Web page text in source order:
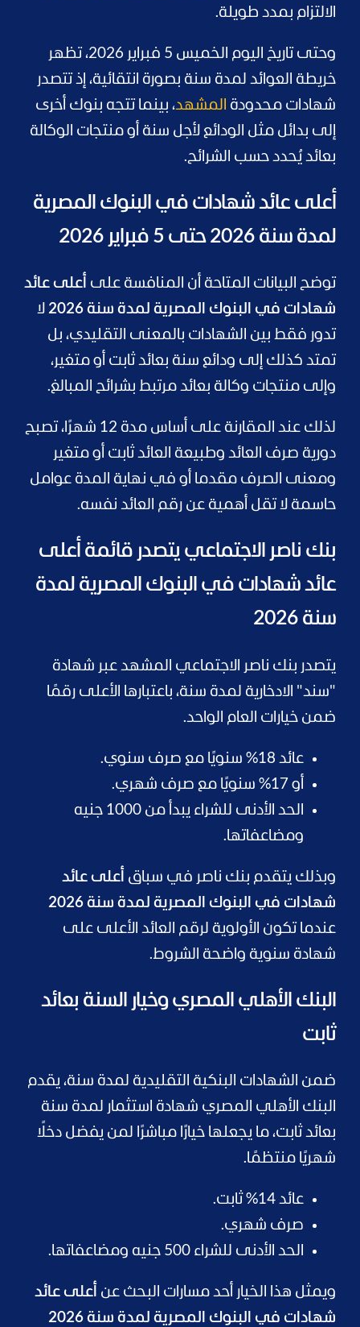
الالتزام بمدد طويلة.
وحتى تاريخ اليوم الخميس 5 فبراير 2026، تظهر
خريطة العوائد لمدة سنة بصورة انتقائية، إذ تتصدر
شهادات محدودة المشهد، بينما تتجه بنوك أخرى
إلى بدائل مثل الودائع لأجل سنة أو منتجات الوكالة
بعائد يُحدد حسب الشرائح.
أعلى عائد شهادات في البنوك المصرية
لمدة سنة 2026 حتى 5 فبراير 2026
توضح البيانات المتاحة أن المنافسة على أعلى عائد
شهادات في البنوك المصرية لمدة سنة 2026
لا
تدور فقط بين الشهادات بالمعنى التقليدي، بل
تمتد كذلك إلى ودائع سنة بعائد ثابت أو متغير،
وإلى منتجات وكالة بعائد مرتبط بشرائح المبالغ.
لذلك عند المقارنة على أساس مدة 12 شهرًا، تصبح
دورية صرف العائد وطبيعة العائد ثابت أو متغير
ومعنى الصرف مقدما أو في نهاية المدة عوامل
حاسمة لا تقل أهمية عن رقم العائد نفسه.
بنك ناصر الاجتماعي يتصدر قائمة أعلى
عائد شهادات في البنوك المصرية لمدة
سنة 2026
يتصدر بنك ناصر الاجتماعي المشهد عبر شهادة
"سند" الادخارية لمدة سنة، باعتبارها الأعلى رقمًا
ضمن خيارات العام الواحد.
عائد 18% سنويًا مع صرف سنوي.
أو 17% سنويًا مع صرف شهري.
الحد الأدنى للشراء يبدأ من 1000 جنيه
ومضاعفاتها.
وبذلك يتقدم بنك ناصر في سباق أعلى عائد
شهادات في البنوك المصرية لمدة سنة 2026
عندما تكون الأولوية لرقم العائد الأعلى على
شهادة سنوية واضحة الشروط.
البنك الأهلي المصري وخيار السنة بعائد
ثابت
ضمن الشهادات البنكية التقليدية لمدة سنة، يقدم
البنك الأهلي المصري شهادة استثمار لمدة سنة
بعائد ثابت، ما يجعلها خيارًا مباشرًا لمن يفضل دخلًا
شهريًا منتظمًا.
عائد 14% ثابت.
صرف شهري.
الحد الأدنى للشراء 500 جنيه ومضاعفاتها.
ويمثل هذا الخيار أحد مسارات البحث عن أعلى عائد
شهادات في البنوك المصرية لمدة سنة 2026